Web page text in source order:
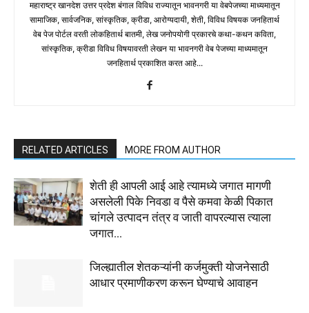
महाराष्ट्र खानदेश उत्तर प्रदेश बंगाल विविध राज्यातून भावनगरी या वेबपेजच्या माध्यमातून
सामाजिक, सार्वजनिक, सांस्कृतिक, क्रीडा, आरोग्यदायी, शेती, विविध विषयक जनहितार्थ
वेब पेज पोर्टल वरती लोकहितार्थ बातमी, लेख जनोपयोगी प्रकारचे कथा-कथन कविता,
सांस्कृतिक, क्रीडा विविध विषयावरती लेखन या भावनगरी वेब पेजच्या माध्यमातून
जनहितार्थ प्रकाशित करत आहे...
RELATED ARTICLES MORE FROM AUTHOR
शेती ही आपली आई आहे त्यामध्ये जगात मागणी
असलेली पिके निवडा व पैसे कमवा केळी पिकात
चांगले उत्पादन तंत्र व जाती वापरल्यास त्याला
जगात...
जिल्ह्यातील शेतकऱ्यांनी कर्जमुक्ती योजनेसाठी
आधार प्रमाणीकरण करून घेण्याचे आवाहन